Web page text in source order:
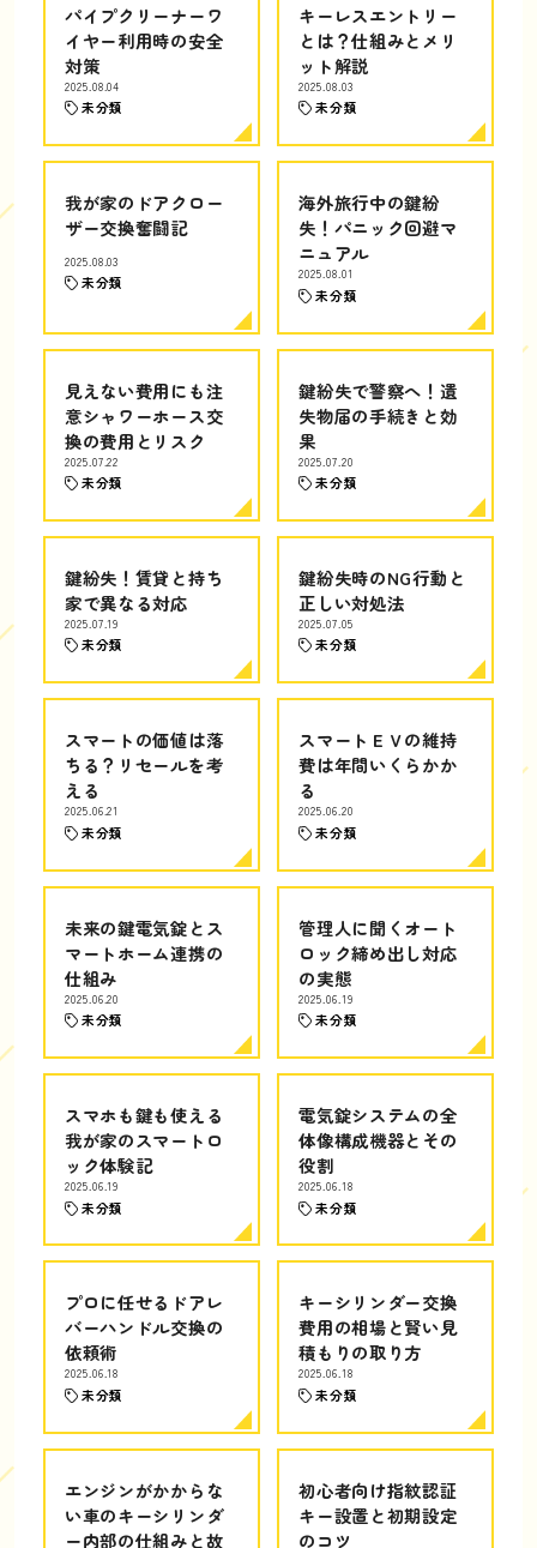
パイプクリーナーワ
イヤー利用時の安全
対策
2025.08.04
未分類
キーレスエントリー
とは？仕組みとメリ
ット解説
2025.08.03
未分類
我が家のドアクロー
ザー交換奮闘記
2025.08.03
未分類
海外旅行中の鍵紛
失！パニック回避マ
ニュアル
2025.08.01
未分類
見えない費用にも注
意シャワーホース交
換の費用とリスク
2025.07.22
未分類
鍵紛失で警察へ！遺
失物届の手続きと効
果
2025.07.20
未分類
鍵紛失！賃貸と持ち
家で異なる対応
2025.07.19
未分類
鍵紛失時のNG行動と
正しい対処法
2025.07.05
未分類
スマートの価値は落
ちる？リセールを考
える
2025.06.21
未分類
スマートＥＶの維持
費は年間いくらかか
る
2025.06.20
未分類
未来の鍵電気錠とス
マートホーム連携の
仕組み
2025.06.20
未分類
管理人に聞くオート
ロック締め出し対応
の実態
2025.06.19
未分類
スマホも鍵も使える
我が家のスマートロ
ック体験記
2025.06.19
未分類
電気錠システムの全
体像構成機器とその
役割
2025.06.18
未分類
プロに任せるドアレ
バーハンドル交換の
依頼術
2025.06.18
未分類
キーシリンダー交換
費用の相場と賢い見
積もりの取り方
2025.06.18
未分類
エンジンがかからな
い車のキーシリンダ
ー内部の仕組みと故
初心者向け指紋認証
キー設置と初期設定
のコツ